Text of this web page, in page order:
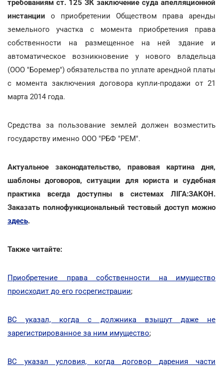
требованиям ст. 125 ЗК заключение суда апелляционной
инстанции о приобретении Обществом права аренды
земельного участка с момента приобретения права
собственности на размещенное на ней здание и
автоматическое возникновение у нового владельца
(ООО "Боремер") обязательства по уплате арендной платы
с момента заключения договора купли-продажи от 21
марта 2014 года.
Средства за пользование землей должен возместить
государству именно ООО "РБФ "РЕМ".
Актуальное законодательство, правовая картина дня,
шаблоны договоров, ситуации для юриста и судебная
практика всегда доступны в системах ЛІГА:ЗАКОН.
Заказать полнофункциональный тестовый доступ можно
здесь.
Также читайте:
Приобретение права собственности на имущество
происходит до его госрегистрации;
ВС указал, когда с должника взыщут даже не
зарегистрированное за ним имущество;
ВС указал условия, когда договор дарения части